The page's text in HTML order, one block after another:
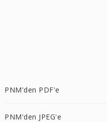
PNM'den PDF'e
PNM'den JPEG'e